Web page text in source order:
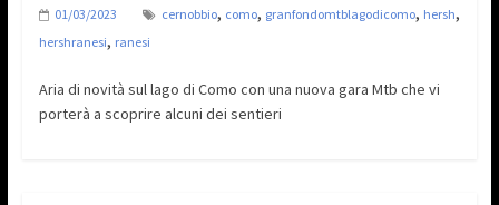
01/03/2023 cernobbio, como, granfondomtblagodicomo, hersh,
hershranesi, ranesi
Aria di novità sul lago di Como con una nuova gara Mtb che vi
porterà a scoprire alcuni dei sentieri